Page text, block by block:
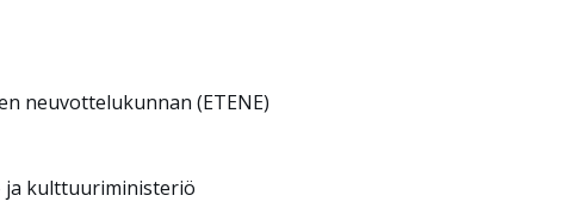
neuvottelukunnan (ETENE)
ja kulttuuriministeriö